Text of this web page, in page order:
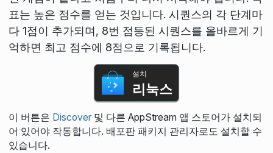
표는 높은 점수를 얻는 것입니다. 시퀀스의 각 단계마
다 1점이 추가되며, 8번 점등된 시퀀스를 올바르게 기
억하면 최고 점수에 8점으로 기록됩니다.
설치
리눅스
이 버튼은 Discover및 다른 AppStream 앱 스토어가 설치되
어 있어야 작동합니다. 배포판 패키지 관리자로도 설치할 수
있습니다.